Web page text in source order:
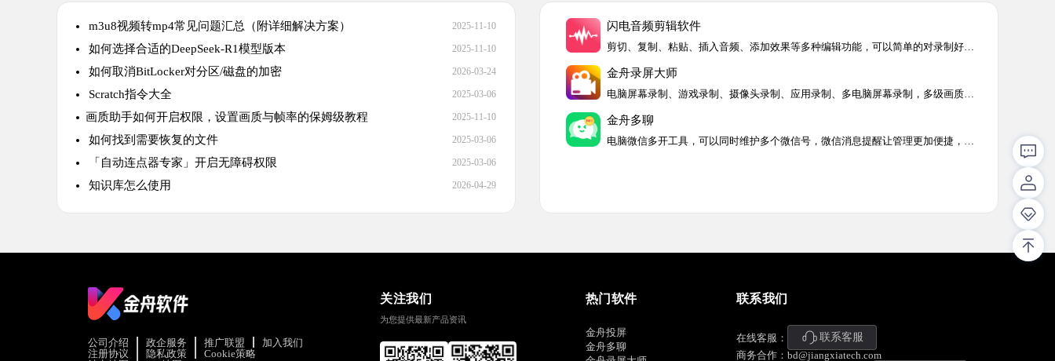
m3u8视频转mp4常见问题汇总（附详细解决方案） 2025-11-10
如何选择合适的DeepSeek-R1模型版本 2025-11-10
如何取消BitLocker对分区/磁盘的加密 2026-03-24
Scratch指令大全 2025-03-06
​画质助手如何开启权限，设置画质与帧率的保姆级教程 2025-11-10
如何找到需要恢复的文件 2025-03-06
「自动连点器专家」开启无障碍权限 2025-03-06
知识库怎么使用 2026-04-29
闪电音频剪辑软件
金舟录屏大师
金舟多聊
公司介绍 政企服务 推广联盟
加入我们
注册协议
隐私政策
Cookie策略
关注我们
为您提供最新产品资讯
热门软件
金舟投屏
金舟多聊
联系我们
在线客服：
联系客服
商务合作：bd@jiangxiatech.com